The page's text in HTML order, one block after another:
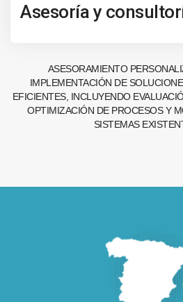
Asesoría y
ASESORAMIENTO
IMPLEMENTACIÓN DE
EFICIENTES, INCLUYENDO
OPTIMIZACIÓN DE PROCESOS Y
SISTEMAS